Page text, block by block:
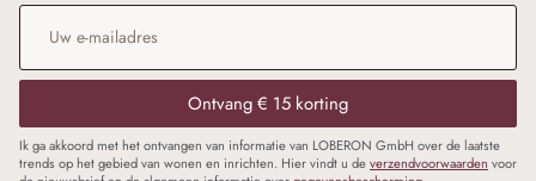
E-mailadres
Ontvang € 15 korting
Ik ga akkoord met het ontvangen van informatie van LOBERON GmbH over de laatste
trends op het gebied van wonen en inrichten. Hier vindt u deverzendvoorwaarden voor